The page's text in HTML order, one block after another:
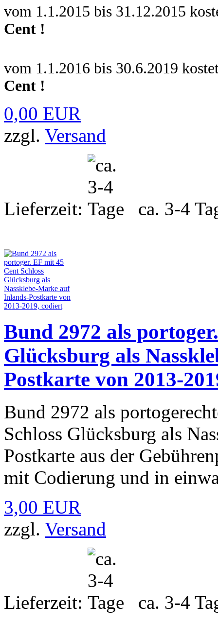
vom 1.1.2015 bis 31.12.2015
Cent !
vom 1.1.2016 bis 30.6.2019
Cent !
0,00 EUR
zzgl. Versand
Lieferzeit: ca. 3-4
Bund 2972 als
Glücksburg als
Postkarte von 2013-
Bund 2972 als
Schloss Glücksburg als
Postkarte aus der
mit Codierung und in
3,00 EUR
zzgl. Versand
Lieferzeit: ca. 3-4